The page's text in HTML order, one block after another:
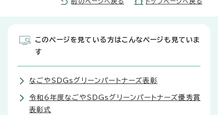
このページを見ている方はこんなページも見ていま
す
なごやSDGsグリーンパートナーズ表彰
令和6年度なごやSDGsグリーンパートナーズ優秀賞
表彰式